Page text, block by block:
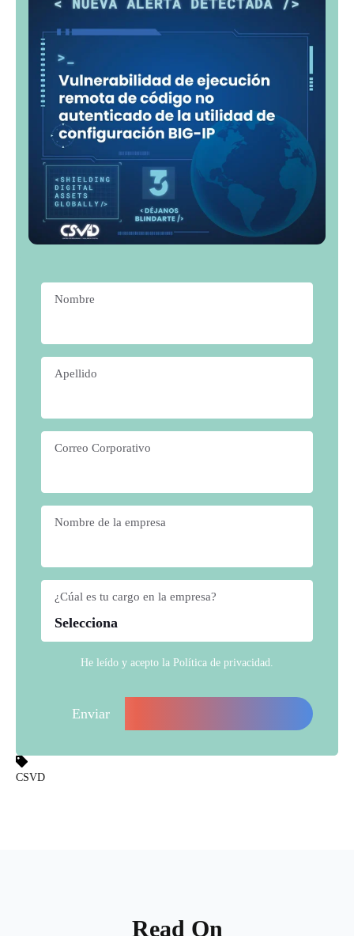
Nombre
Apellido
Correo Corporativo
Nombre de la empresa
¿Cúal es tu cargo en la empresa?
He leído y acepto la Política de privacidad
CSVD
Read On